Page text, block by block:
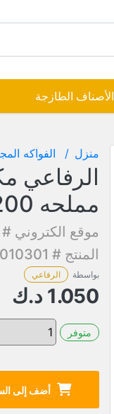
الأصناف الطازجة
منزل الفواكه
الرفاعي
مملحه 200 جم
موقع الكتروني # 2321
المنتج # 1010301
بواسطة الرفاعي
1.050 د.ك
متوفر
أضف إلى